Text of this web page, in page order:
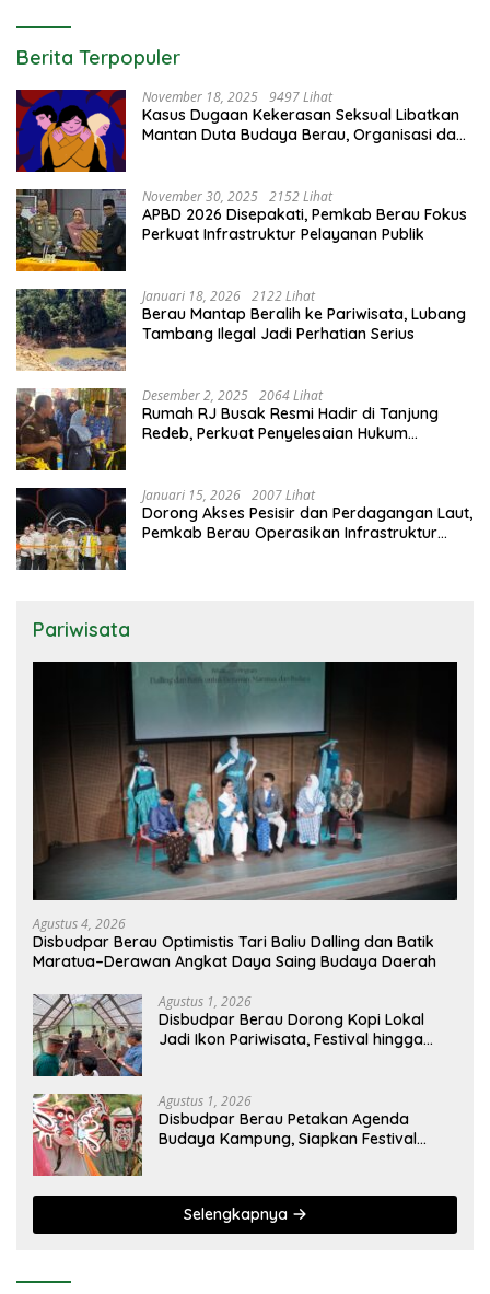
Berita Terpopuler
November 18, 2025 9497 Lihat
Kasus Dugaan Kekerasan Seksual Libatkan
Mantan Duta Budaya Berau, Organisasi dan
November 30, 2025 2152 Lihat
APBD 2026 Disepakati, Pemkab Berau Fokus
Perkuat Infrastruktur Pelayanan Publik
Januari 18, 2026 2122 Lihat
Berau Mantap Beralih ke Pariwisata, Lubang
Tambang Ilegal Jadi Perhatian Serius
Desember 2, 2025 2064 Lihat
Rumah RJ Busak Resmi Hadir di Tanjung
Redeb, Perkuat Penyelesaian Hukum
Januari 15, 2026 2007 Lihat
Dorong Akses Pesisir dan Perdagangan Laut,
Pemkab Berau Operasikan Infrastruktur
Pariwisata
Agustus 4, 2026
Disbudpar Berau Optimistis Tari Baliu Dalling dan Batik
Maratua–Derawan Angkat Daya Saing Budaya Daerah
Agustus 1, 2026
Disbudpar Berau Dorong Kopi Lokal
Jadi Ikon Pariwisata, Festival hingga
Agustus 1, 2026
Disbudpar Berau Petakan Agenda
Budaya Kampung, Siapkan Festival
Selengkapnya